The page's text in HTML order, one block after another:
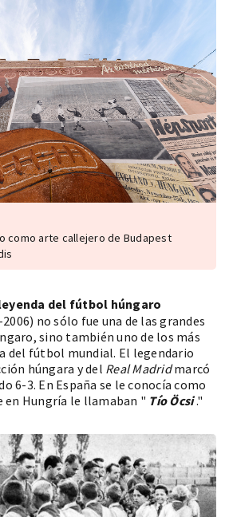
como arte callejero de Budapest
del fútbol húngaro
no sólo fue una de las grandes
sino también uno de los más
del fútbol mundial. El legendario
húngara y del Real Madridmarcó
6-3. En España se le conocía como
en Hungría le llamaban " Tío Öcsi."